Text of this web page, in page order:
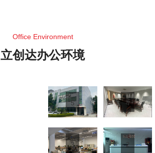
Office Environment
立创达办公环境
5 4
3 2